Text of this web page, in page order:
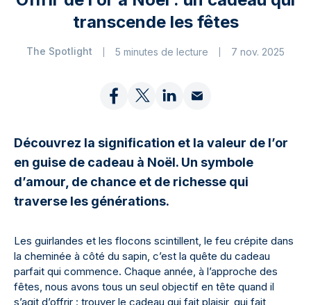
transcende les fêtes
The Spotlight 5 minutes de lecture 7 nov. 2025
Découvrez la signification et la valeur de l’or
en guise de cadeau à Noël. Un symbole
d’amour, de chance et de richesse qui
traverse les générations.
Les guirlandes et les flocons scintillent, le feu crépite dans
la cheminée à côté du sapin, c’est la quête du cadeau
parfait qui commence. Chaque année, à l’approche des
fêtes, nous avons tous un seul objectif en tête quand il
s’agit d’offrir : trouver le cadeau qui fait plaisir, qui fait